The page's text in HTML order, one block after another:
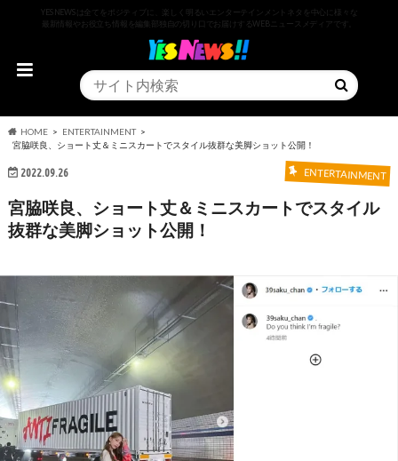
YESNEWSは全てをポジティブに、楽しく明るいエンターテインメントネタを中心に様々な
最新情報やお役立ち情報を編集部独自の切り口でお届けするWEBニュースメディアです。
HOME
ENTERTAINMENT
宮脇咲良、ショート丈＆ミニスカートでスタイル抜群な美脚ショット公開！
2022.09.26 ENTERTAINMENT
宮脇咲良、ショート丈＆ミニスカートでスタイル
抜群な美脚ショット公開！